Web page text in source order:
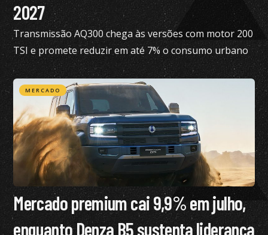
2027
Transmissão AQ300 chega às versões com motor 200
TSI e promete reduzir em até 7% o consumo urbano
com gasolina
MERCADO
Mercado premium cai 9,9% em julho,
enquanto Denza B5 sustenta liderança